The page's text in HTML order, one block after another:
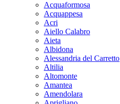
Acquaformosa
Acquappesa
Acri
Aiello Calabro
Aieta
Albidona
Alessandria del Carretto
Altilia
Altomonte
Amantea
Amendolara